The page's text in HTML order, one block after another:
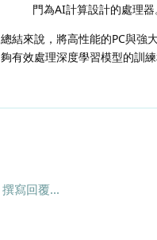
門為AI計算設計的處理器
總結來說，將高性能的PC與強
夠有效處理深度學習模型的訓
撰寫回覆...